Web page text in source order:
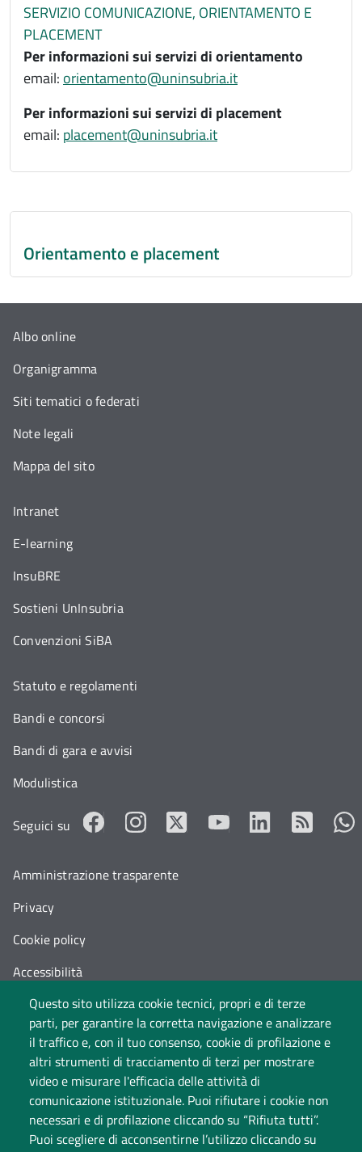
SERVIZIO COMUNICAZIONE, ORIENTAMENTO E
PLACEMENT
Per informazioni sui servizi di orientamento
email: orientamento@uninsubria.it
Per informazioni sui servizi di placement
email: placement@uninsubria.it
Orientamento e placement
Questo sito utilizza cookie tecnici, propri e di terze
parti, per garantire la corretta navigazione e analizzare
il traffico e, con il tuo consenso, cookie di profilazione e
altri strumenti di tracciamento di terzi per mostrare
video e misurare l'efficacia delle attività di
comunicazione istituzionale. Puoi rifiutare i cookie non
necessari e di profilazione cliccando su “Rifiuta tutti”.
Puoi scegliere di acconsentirne l’utilizzo cliccando su
Albo online
Organigramma
Siti tematici o federati
Note legali
Mappa del sito
Intranet
E-learning
InsuBRE
Sostieni UnInsubria
Convenzioni SiBA
Statuto e regolamenti
Bandi e concorsi
Bandi di gara e avvisi
Modulistica
Seguici su
Amministrazione trasparente
Privacy
Cookie policy
Accessibilità
Cambia idea sui cookie
Dati di monitoraggio